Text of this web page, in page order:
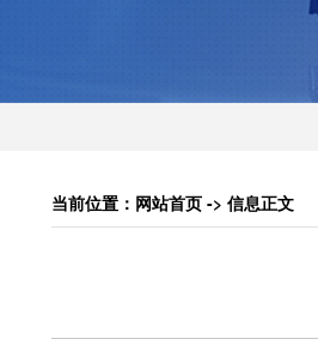
当前位置：网站首页 -> 信息正文